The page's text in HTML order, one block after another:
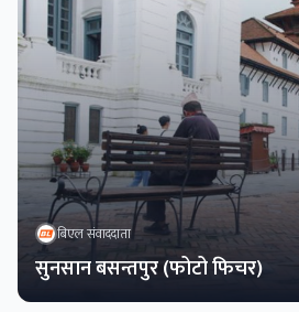
बिएल संवाददाता
सुनसान बसन्तपुर (फोटो फिचर)